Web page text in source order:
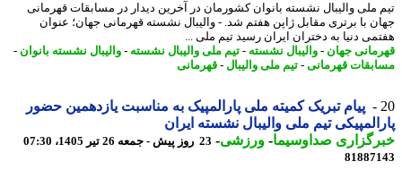
ملی والیبال نشسته بانوان کشورمان در آخرین دیدار در مسابقات قهرمانی
با برتری مقابل ژاپن هفتم شد. - والیبال نشسته قهرمانی جهان؛ عنوان
دنیا به دختران ایران رسید تیم ملی ...
جهان-والیبال نشسته-تیم ملی والیبال نشسته-والیبال نشسته بانوان-
قهرمانی-تیم ملی والیبال-قهرمانی
پیام تبریک کمیته ملی پارالمپیک به مناسبت یازدهمین حضور
تیم ملی والیبال نشسته ایران
صداوسیما-ورزشی-23 روز پیش - جمعه 26 تیر 1405، 07:30